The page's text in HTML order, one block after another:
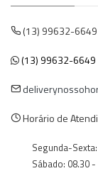
(13) 99632-6649
(13) 99632-6649
Horário de
Segunda-
Sábado: 08.30